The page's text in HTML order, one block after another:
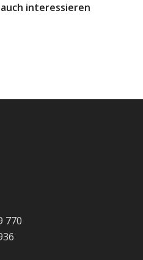
interessieren
770